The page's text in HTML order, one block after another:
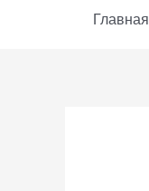
Главная